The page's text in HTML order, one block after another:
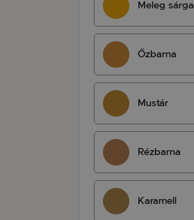
Meleg sárga
Őzbarna
Mustár
Rézbarna
Karamell